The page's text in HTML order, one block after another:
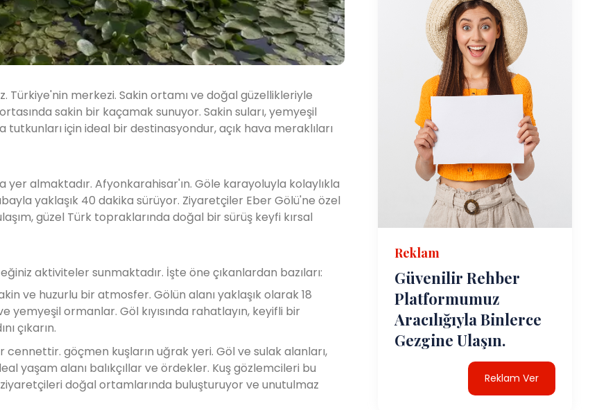
Türkiye'nin merkezi. Sakin ortamı ve doğal güzellikleriyle
sakin bir kaçamak sunuyor. Sakin suları, yemyeşil
için ideal bir destinasyondur, açık hava meraklıları
almaktadır. Afyonkarahisar'ın. Göle karayoluyla kolaylıkla
yaklaşık 40 dakika sürüyor. Ziyaretçiler Eber Gölü'ne özel
güzel Türk topraklarında doğal bir sürüş keyfi kırsal
aktiviteler sunmaktadır. İşte öne çıkanlardan bazıları:
ve huzurlu bir atmosfer. Gölün alanı yaklaşık olarak 18
ormanlar. Göl kıyısında rahatlayın, keyifli bir
çıkarın.
cennettir. göçmen kuşların uğrak yeri. Göl ve sulak alanları,
yaşam alanı balıkçıllar ve ördekler. Kuş gözlemcileri bu
doğal ortamlarında buluşturuyor ve unutulmaz
Reklam
Güvenilir Rehber
Platformumuz
Aracılığıyla Binlerce
Gezgine Ulaşın.
Reklam Ver